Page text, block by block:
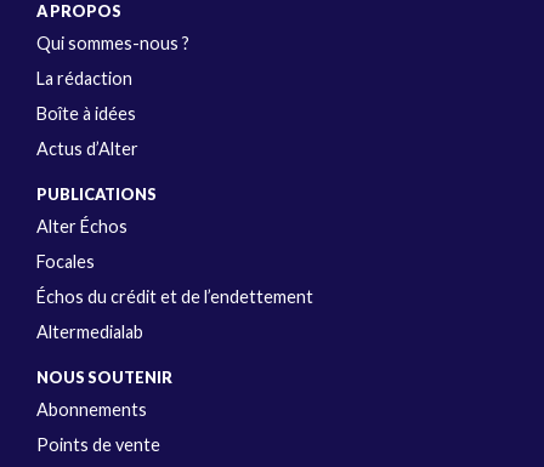
A PROPOS
Qui sommes-nous ?
La rédaction
Boîte à idées
Actus d’Alter
PUBLICATIONS
Alter Échos
Focales
Échos du crédit et de l’endettement
Altermedialab
NOUS SOUTENIR
Abonnements
Points de vente